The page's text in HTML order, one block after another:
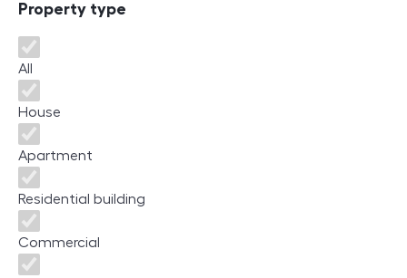
Property type
Property type
All
House
Apartment
Residential building
Commercial